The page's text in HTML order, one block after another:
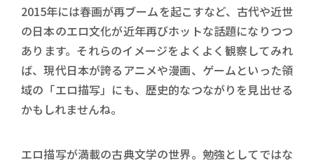
2015年には春画が再ブームを起こすなど、古代や近世
の日本のエロ文化が近年再びホットな話題になりつつ
あります。それらのイメージをよくよく観察してみれ
ば、現代日本が誇るアニメや漫画、ゲームといった領
域の「エロ描写」にも、歴史的なつながりを見出せる
かもしれませんね。
エロ描写が満載の古典文学の世界。勉強としてではな